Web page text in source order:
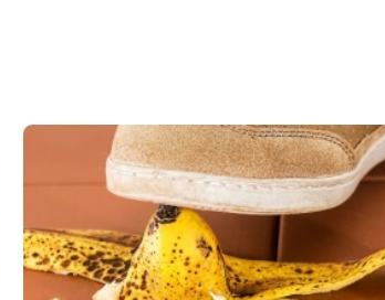
PRAWO
RAPORTY SPECJALNE